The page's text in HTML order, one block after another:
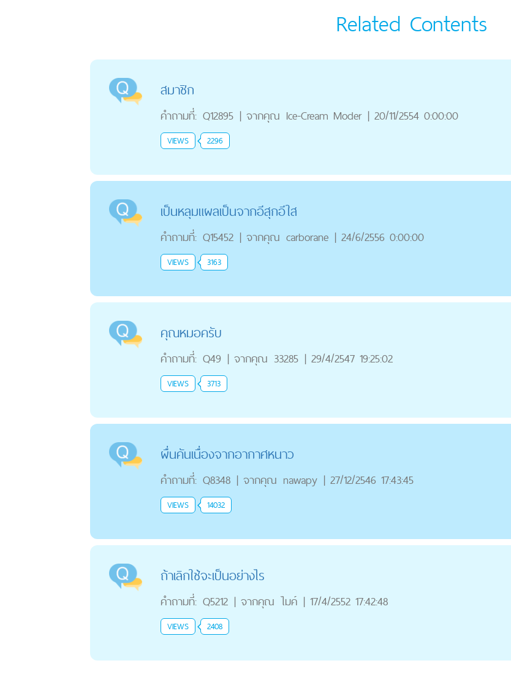
Related Contents
สมาชิก
คำถามที่: Q12895 | จากคุณ Ice-Cream Moder | 20/11/2554 0:00:00
VIEWS 2296
เป็นหลุมแผลเป็นจากอีสุกอีใส
คำถามที่: Q15452 | จากคุณ carborane | 24/6/2556 0:00:00
VIEWS 3163
คุณหมอครับ
คำถามที่: Q49 | จากคุณ 33285 | 29/4/2547 19:25:02
VIEWS 3713
ผื่นคันเนื่องจากอากาศหนาว
คำถามที่: Q8348 | จากคุณ nawapy | 27/12/2546 17:43:45
VIEWS 14032
ถ้าเลิกใช้จะเป็นอย่างไร
คำถามที่: Q5212 | จากคุณ ไมค์ | 17/4/2552 17:42:48
VIEWS 2408